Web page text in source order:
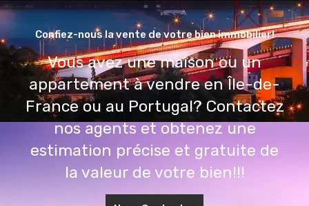
Confiez-nous la vente de votre bien immobilier!
Vous avez une maison ou un
appartement à vendre en Île-de-
France ou au Portugal? Contactez
nos agents et obtenez une
estimation précise et gratuite de
la valeur de votre bien!!!